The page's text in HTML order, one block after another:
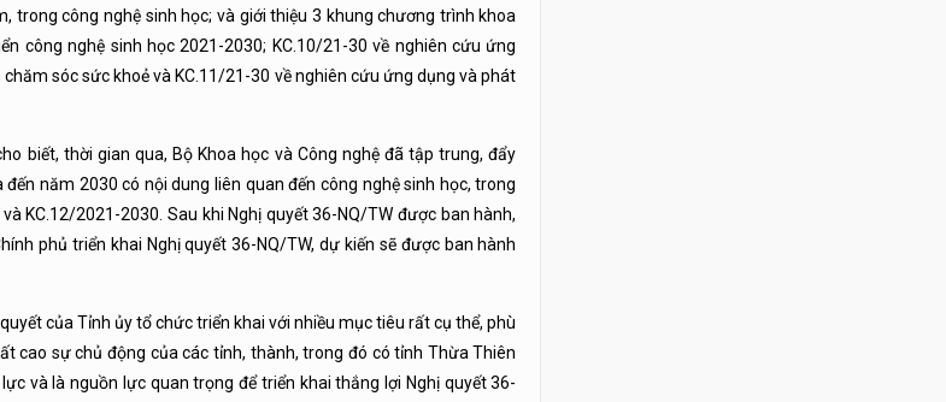
công nghệ sinh học; và giới thiệu 3 khung chương trình khoa
công nghệ sinh học 2021-2030; KC.10/21-30 về nghiên cứu ứng
sóc sức khoẻ và KC.11/21-30 về nghiên cứu ứng dụng và phát
biết, thời gian qua, Bộ Khoa học và Công nghệ đã tập trung, đẩy
năm 2030 có nội dung liên quan đến công nghệ sinh học, trong
KC.12/2021-2030. Sau khi Nghị quyết 36-NQ/TW được ban hành,
phủ triển khai Nghị quyết 36-NQ/TW, dự kiến sẽ được ban hành
của Tỉnh ủy tổ chức triển khai với nhiều mục tiêu rất cụ thể, phù
cao sự chủ động của các tỉnh, thành, trong đó có tỉnh Thừa Thiên
và là nguồn lực quan trọng để triển khai thắng lợi Nghị quyết 36-